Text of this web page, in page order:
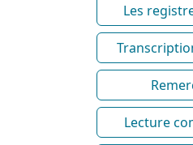
Les
Lecture